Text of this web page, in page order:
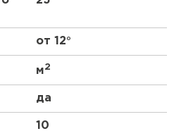
от 12°
м2
да
10